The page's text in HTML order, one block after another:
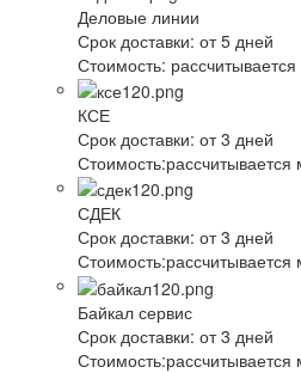
Деловые линии
Срок доставки: от 5 дней
Стоимость:
КСЕ
Срок доставки: от 3 дней
Стоимость:
СДЕК
Срок доставки: от 3 дней
Стоимость:
Байкал сервис
Срок доставки: от 3 дней
Стоимость: